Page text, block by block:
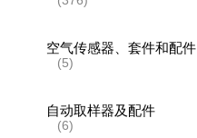
空气传感器、套件和配件
(5)
自动取样器及配件
(6)